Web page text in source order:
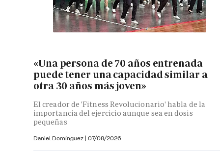
«Una persona de 70 años entrenada
puede tener una capacidad similar a
otra 30 años más joven»
El creador de 'Fitness Revolucionario' habla de la
importancia del ejercicio aunque sea en dosis
pequeñas
Daniel Domínguez | 07/08/2026